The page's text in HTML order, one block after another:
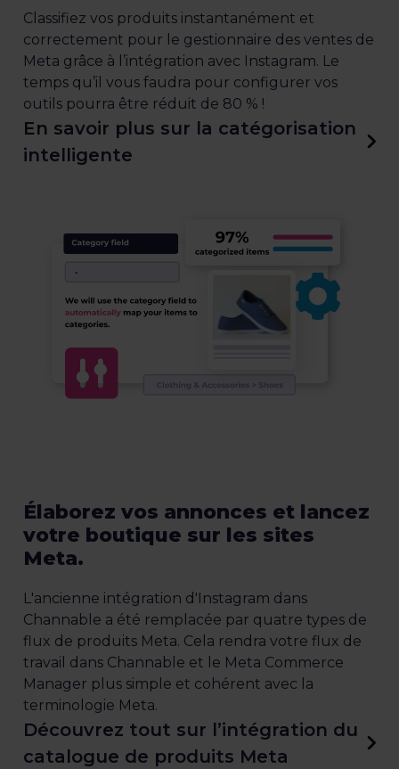
Classifiez vos produits instantanément et
correctement pour le gestionnaire des ventes de
Meta grâce à l’intégration avec Instagram. Le
temps qu’il vous faudra pour configurer vos
outils pourra être réduit de 80 % !
En savoir plus sur la catégorisation
intelligente
Élaborez vos annonces et lancez
votre boutique sur les sites
Meta.
L'ancienne intégration d'Instagram dans
Channable a été remplacée par quatre types de
flux de produits Meta. Cela rendra votre flux de
travail dans Channable et le Meta Commerce
Manager plus simple et cohérent avec la
terminologie Meta.
Découvrez tout sur l’intégration du
catalogue de produits Meta